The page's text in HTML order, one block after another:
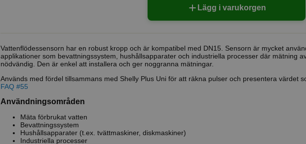
Lägg i varukorgen
Vattenflödessensorn har en robust kropp och är kompatibel med DN15. Sensorn är mycket
applikationer som bevattningssystem, hushållsapparater och industriella processer där mätning
nödvändig. Den är enkel att installera och ger noggranna mätningar.
Används med fördel tillsammans med Shelly Plus Uni för att räkna pulser och presentera värdet
FAQ #55
Användningsområden
Mäta förbrukat vatten
Bevattningssystem
Hushållsapparater (t.ex. tvättmaskiner, diskmaskiner)
Industriella processer